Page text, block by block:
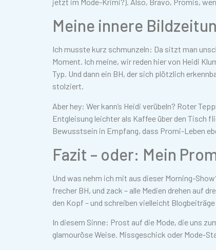
Meine innere
Ich musste kurz schmunzeln: Da sitzt man
Moment. Ich meine, wir reden hier von Heidi
Typ. Und dann ein BH, der sich plötzlich
stolziert.
Aber hey: Wer kann’s Heidi verübeln? Roter
Entgleisung leichter als Kaffee über den Tisch
Bewusstsein in Empfang, dass Promi-Leben
Fazit – oder: Mein
Und was nehm ich mit aus dieser Morning-
frecher BH, und zack – alle Medien drehen auf
den Kopf – und schreiben vielleicht
In diesem Sinne: Prost auf die Mode, die uns
glamouröse Weise. Missgeschick oder Mode-